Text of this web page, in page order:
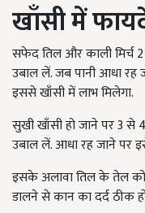
खाँसी में
सफेद तिल और काली मिर्च
उबाल लें. जब पानी आधा रह
इससे खाँसी में लाभ मिलेगा.
सुखी खाँसी हो जाने पर 3 से
उबाल लें. आधा रह जाने पर
इसके अलावा तिल के तेल
डालने से कान का दर्द ठीक